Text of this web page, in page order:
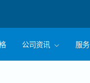
公司资讯 服务